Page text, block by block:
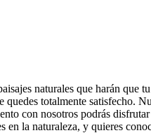
naturales que harán que
totalmente satisfecho.
con nosotros podrás
en la naturaleza, y quieres